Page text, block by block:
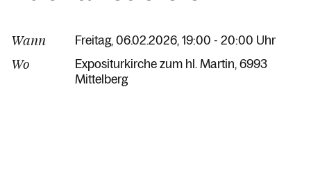
Wann Freitag, 06.02.2026, 19:00 - 20:00 Uhr
Wo Expositurkirche zum hl. Martin 6993
Mittelberg